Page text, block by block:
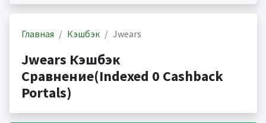
Главная Кэшбэк Jwears
Jwears Кэшбэк
Сравнение(Indexed 0 Cashback
Portals)